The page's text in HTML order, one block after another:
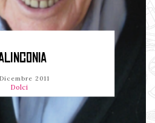
2011
Dolci